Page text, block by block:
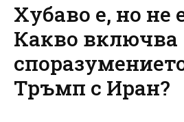
Хубаво е, но не
Какво включва
Тръмп с Иран?